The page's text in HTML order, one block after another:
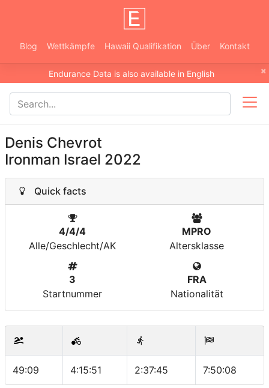
Blog Wettkämpfe Hawaii Qualifikation Über Kontakt
×
Endurance Data is also available in English
Denis Chevrot
Ironman Israel 2022
Quick facts
4/4/4
Alle/Geschlecht/AK
MPRO
Altersklasse
3
Startnummer
FRA
Nationalität
49:09 4:15:51 2:37:45 7:50:08